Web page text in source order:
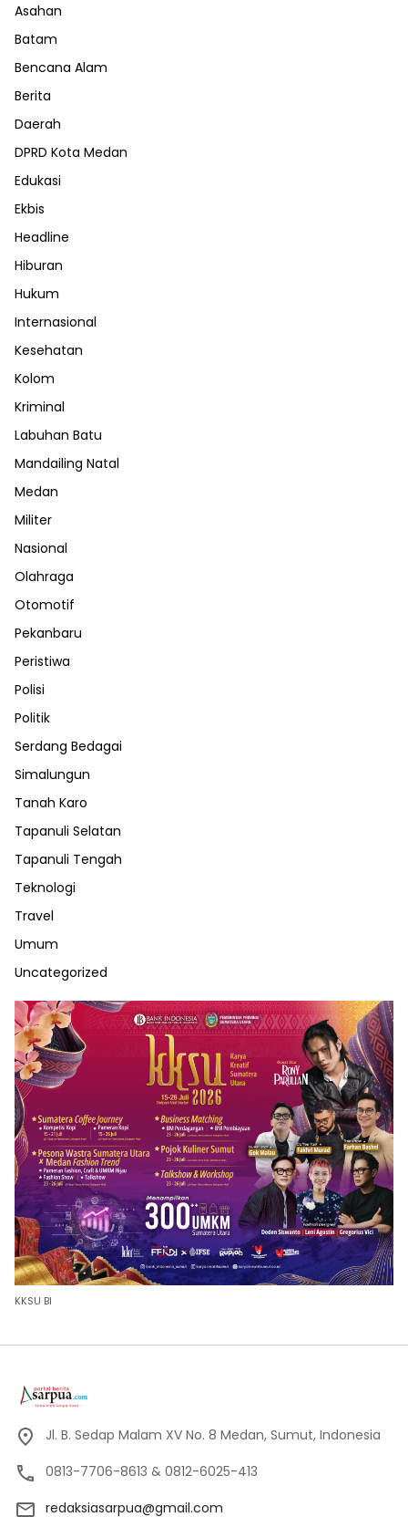
Asahan
Batam
Bencana Alam
Berita
Daerah
DPRD Kota Medan
Edukasi
Ekbis
Headline
Hiburan
Hukum
Internasional
Kesehatan
Kolom
Kriminal
Labuhan Batu
Mandailing Natal
Medan
Militer
Nasional
Olahraga
Otomotif
Pekanbaru
Peristiwa
Polisi
Politik
Serdang Bedagai
Simalungun
Tanah Karo
Tapanuli Selatan
Tapanuli Tengah
Teknologi
Travel
Umum
Uncategorized
KKSU BI
Jl. B. Sedap Malam XV No. 8 Medan, Sumut, Indonesia
0813-7706-8613 & 0812-6025-413
redaksiasarpua@gmail.com